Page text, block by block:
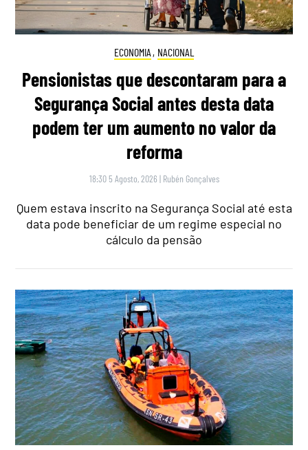
ECONOMIA , NACIONAL
Pensionistas que descontaram para a
Segurança Social antes desta data
podem ter um aumento no valor da
reforma
18:30 5 Agosto, 2026 | Rubén Gonçalves
Quem estava inscrito na Segurança Social até esta
data pode beneficiar de um regime especial no
cálculo da pensão